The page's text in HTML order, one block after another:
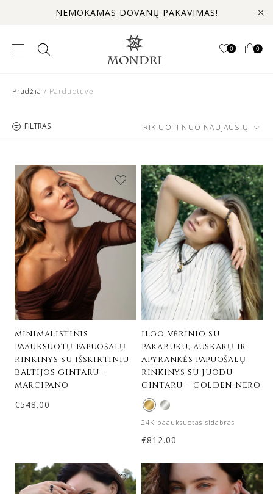
NEMOKAMAS DOVANŲ PAKAVIMAS!
0 0
Pradžia / Parduotuvė
FILTRAS RIKIUOTI NUO NAUJAUSIŲ
minimalistinis
paauksuotų papuošalų
rinkinys su išskirtiniu
baltijos gintaru –
marcipano
€548.00
ilgo vėrinio su
pakabuku, auskarų ir
apyrankės papuošalų
rinkinys su juodu
gintaru – golden nero
24K paauksuotas sidabras
€812.00